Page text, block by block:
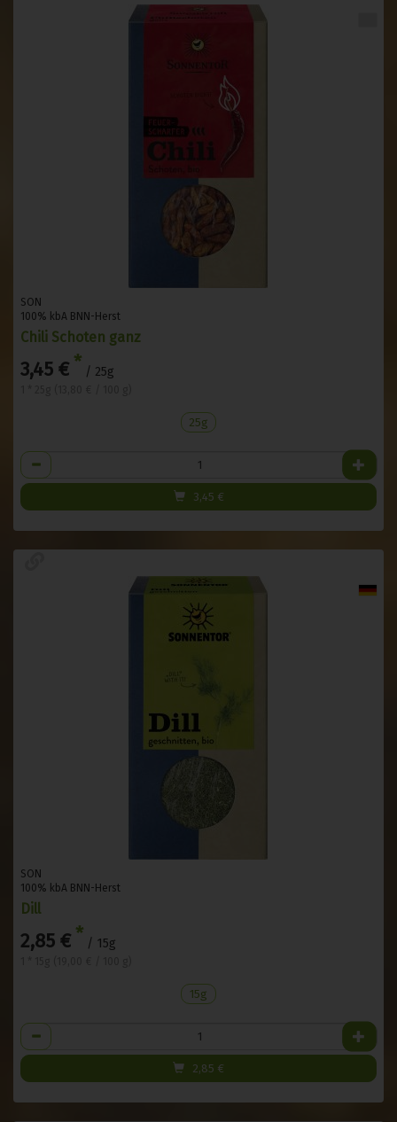
SON
100% kbA BNN-Herst
Chili Schoten ganz
3,45 € * / 25g
25g
Anzahl
3,45 €
SON
100% kbA BNN-Herst
Dill
2,85 € * / 15g
15g
Anzahl
2,85 €